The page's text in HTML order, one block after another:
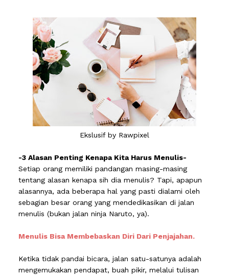
Ekslusif by Rawpixel
-3 Alasan Penting Kenapa Kita Harus Menulis-
Setiap orang memiliki pandangan masing-masing
tentang alasan kenapa sih dia menulis? Tapi, apapun
alasannya, ada beberapa hal yang pasti dialami oleh
sebagian besar orang yang mendedikasikan di jalan
menulis (bukan jalan ninja Naruto, ya).
Menulis Bisa Membebaskan Diri Dari Penjajahan.
Ketika tidak pandai bicara, jalan satu-satunya adalah
mengemukakan pendapat, buah pikir, melalui tulisan